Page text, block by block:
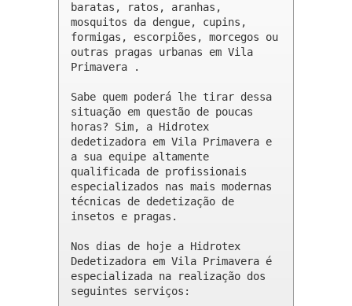
baratas, ratos, aranhas,
mosquitos da dengue, cupins,
formigas, escorpiões, morcegos ou
outras pragas urbanas em Vila
Primavera .
Sabe quem poderá lhe tirar dessa
situação em questão de poucas
horas? Sim, a Hidrotex
dedetizadora em Vila Primavera e
a sua equipe altamente
qualificada de profissionais
especializados nas mais modernas
técnicas de dedetização de
insetos e pragas.
Nos dias de hoje a Hidrotex
Dedetizadora em Vila Primavera é
especializada na realização dos
seguintes serviços: